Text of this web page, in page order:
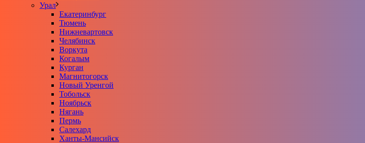
Урал
Екатеринбург
Тюмень
Нижневартовск
Челябинск
Воркута
Когалым
Курган
Магнитогорск
Новый Уренгой
Тобольск
Ноябрьск
Нягань
Пермь
Салехард
Ханты-Мансийск